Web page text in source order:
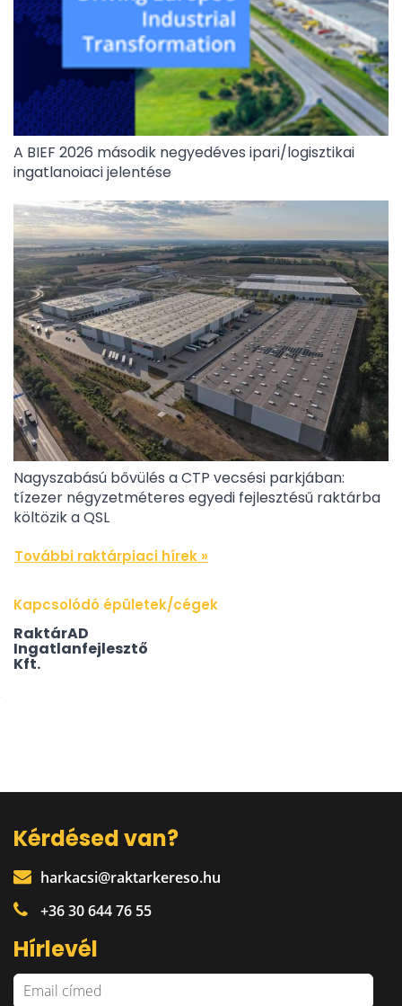
A BIEF 2026 második negyedéves ipari/logisztikai
ingatlanoiaci jelentése
Nagyszabású bővülés a CTP vecsési parkjában:
tízezer négyzetméteres egyedi fejlesztésű raktárba
költözik a QSL
További raktárpiaci hírek »
Kapcsolódó épületek/cégek
RaktárAD
Ingatlanfejlesztő
Kft.
Kérdésed van?
harkacsi@raktarkereso.hu
+36 30 644 76 55
Hírlevél